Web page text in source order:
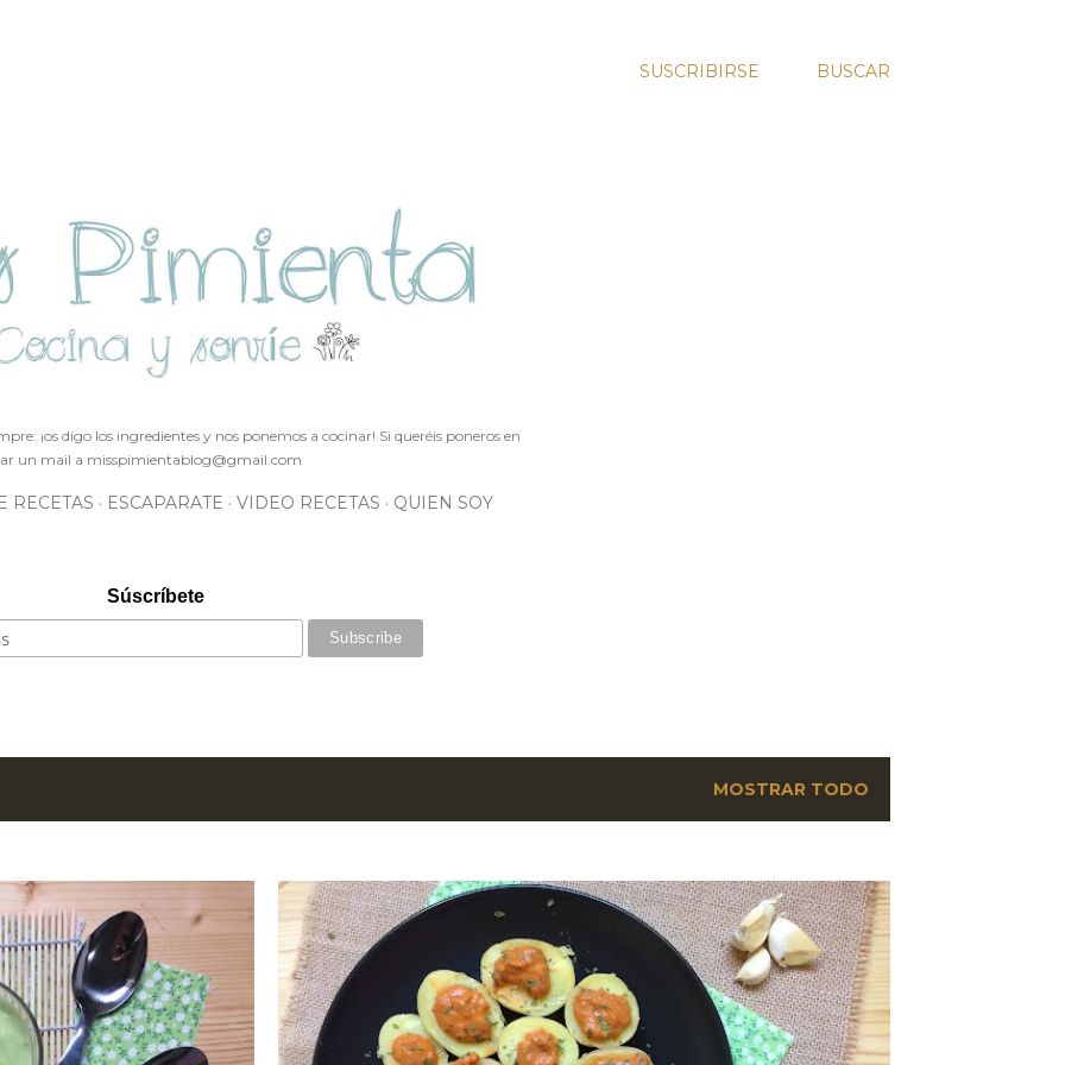
SUSCRIBIRSE BUSCAR
¡os digo los ingredientes y nos ponemos a cocinar! Si queréis poneros en
un mail a misspimientablog@gmail.com
RECETAS ESCAPARATE VIDEO RECETAS QUIEN SOY
Súscríbete
MOSTRAR TODO